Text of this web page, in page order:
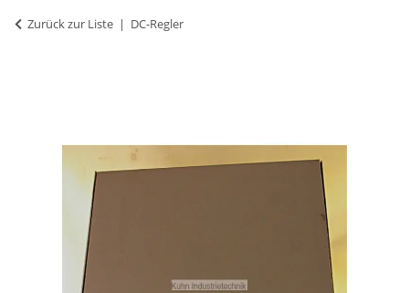
Zurück zur Liste DC-Regler